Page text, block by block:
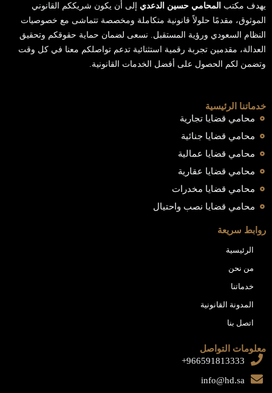
يهدف مكتب المحامي حسين الدعدي إلى أن يكون شريككم القانوني
الموثوق، مقدمًا حلولاً قانونية متكاملة ومخصصة تتماشى مع خصوصيات
النظام السعودي ورؤية المستقبل. نسعى لضمان حماية حقوقكم وتحقيق
العدالة، مقدمين تجربة رقمية استثنائية تدعم تواصلكم معنا في كل وقت
وتضمن لكم الحصول على أفضل الخدمات القانونية.
خدماتنا الرئيسية
محامي قضايا تجارية
محامي قضايا جنائية
محامي قضايا عمالية
محامي قضايا عقارية
محامي قضايا مخدرات
محامي قضايا نصب واحتيال
روابط سريعة
الرئيسية
من نحن
خدماتنا
المدونة القانونية
اتصل بنا
معلومات التواصل
966591813333+
info@hd.sa